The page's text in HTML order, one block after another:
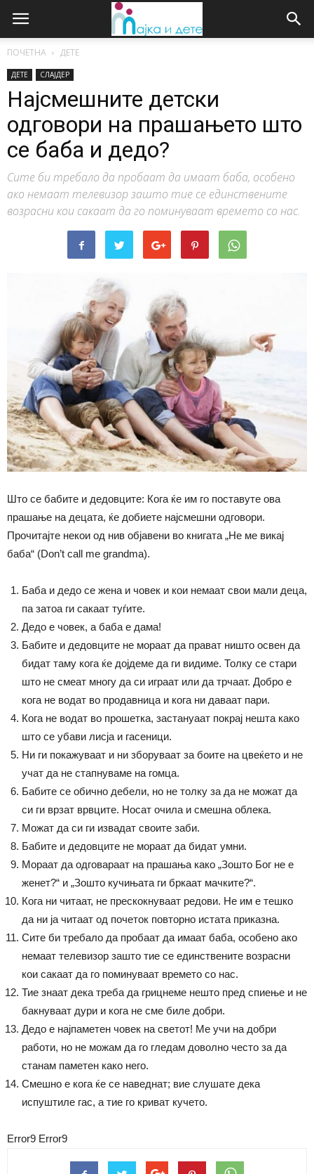
ПОЧЕТНА ДЕТЕ
ДЕТЕ СЛАЈДЕР
Најсмешните детски
одговори на прашањето што
се баба и дедо?
Сите би требало да пробаат да имаат баба, особено
ако немаат телевизор зашто тие се единствените
возрасни кои сакаат да го поминуваат времето со нас.
Што се бабите и дедовците: Кога ќе им го поставуте ова
прашање на децата, ќе добиете најсмешни одговори.
Прочитајте некои од нив објавени во книгата „Не ме викај
баба“ (Don’t call me grandma).
Баба и дедо се жена и човек и кои немаат свои мали деца,
па затоа ги сакаат туѓите.
Дедо е човек, а баба е дама!
Бабите и дедовците не мораат да прават ништо освен да
бидат таму кога ќе дојдеме да ги видиме. Толку се стари
што не смеат многу да си играат или да трчаат. Добро е
кога не водат во продавница и кога ни даваат пари.
Кога не водат во прошетка, застануаат покрај нешта како
што се убави лисја и гасеници.
Ни ги покажуваат и ни зборуваат за боите на цвеќето и не
учат да не стапнуваме на гомца.
Бабите се обично дебели, но не толку за да не можат да
си ги врзат врвците. Носат очила и смешна облека.
Mожат да си ги извадат своите заби.
Бабите и дедовците не мораат да бидат умни.
Мораат да одговараат на прашања како „Зошто Бог не е
женет?“ и „Зошто кучињата ги бркаат мачките?“.
Кога ни читаат, не прескокнуваат редови. Не им е тешко
да ни ја читаат од почеток повторно истата приказна.
Сите би требало да пробаат да имаат баба, особено ако
немаат телевизор зашто тие се единствените возрасни
кои сакаат да го поминуваат времето со нас.
Тие знаат дека треба да грицнеме нешто пред спиење и не
бакнуваат дури и кога не сме биле добри.
Дедо е најпаметен човек на светот! Ме учи на добри
работи, но не можам да го гледам доволно често за да
станам паметен како него.
Смешно е кога ќе се наведнат; вие слушате дека
испуштиле гас, а тие го криват кучето.
Error9 Error9